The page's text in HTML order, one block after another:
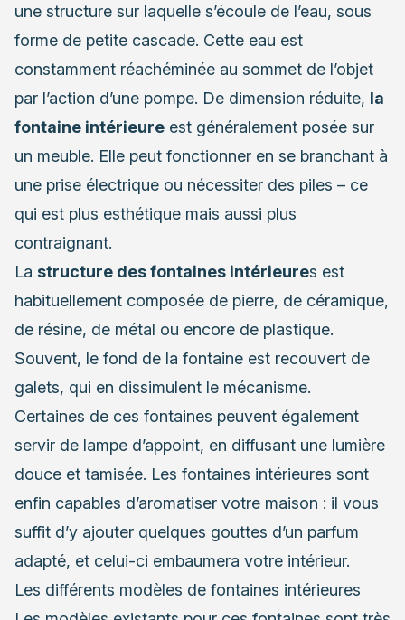
une structure sur laquelle s’écoule de l’eau, sous
forme de petite cascade. Cette eau est
constamment réachéminée au sommet de l’objet
par l’action d’une pompe. De dimension réduite, la
fontaine intérieure est généralement posée sur
un meuble. Elle peut fonctionner en se branchant à
une prise électrique ou nécessiter des piles – ce
qui est plus esthétique mais aussi plus
contraignant.
La structure des fontaines intérieures est
habituellement composée de pierre, de céramique,
de résine, de métal ou encore de plastique.
Souvent, le fond de la fontaine est recouvert de
galets, qui en dissimulent le mécanisme.
Certaines de ces fontaines peuvent également
servir de lampe d’appoint, en diffusant une lumière
douce et tamisée. Les fontaines intérieures sont
enfin capables d’aromatiser votre maison : il vous
suffit d’y ajouter quelques gouttes d’un parfum
adapté, et celui-ci embaumera votre intérieur.
Les différents modèles de fontaines intérieures